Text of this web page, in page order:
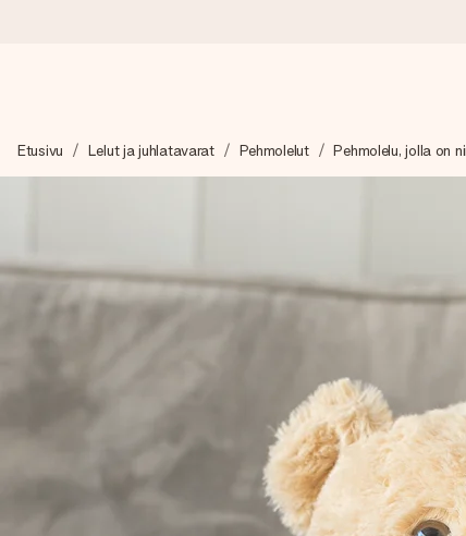
Valmistamme lahjasi huolella ja lähetämme sen hetkessä,
merkitystä.
4,8 (+15 000 arvostelun perusteella)
Lahjamme inspiroivat. Asiakkaiden arvosana on 4,8
Ilmainen tervehdyskortti
Tilaa tänään – personoitu lahja valmistuu ja lähtee matkaan
Etusivu Lelut ja juhlatavarat Pehmolelut Pehmolelu, jolla on